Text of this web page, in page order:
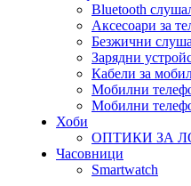
Bluetooth
Аксесоари за
Безжични
Зарядни
Кабели за
Мобилни
Мобилни
Хоби
ОПТИКИ ЗА
Часовници
Smartwatch